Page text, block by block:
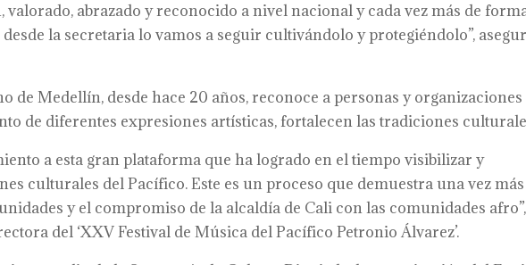
valorado, abrazado y reconocido a nivel nacional y cada vez más de
la secretaria lo vamos a seguir cultivándolo y protegiéndolo”,
de Medellín, desde hace 20 años, reconoce a personas y organizaciones
de diferentes expresiones artísticas, fortalecen las tradiciones
a esta gran plataforma que ha logrado en el tiempo visibilizar y
culturales del Pacífico. Este es un proceso que demuestra una vez
y el compromiso de la alcaldía de Cali con las comunidades afro”,
del ‘XXV Festival de Música del Pacífico Petronio Álvarez’.